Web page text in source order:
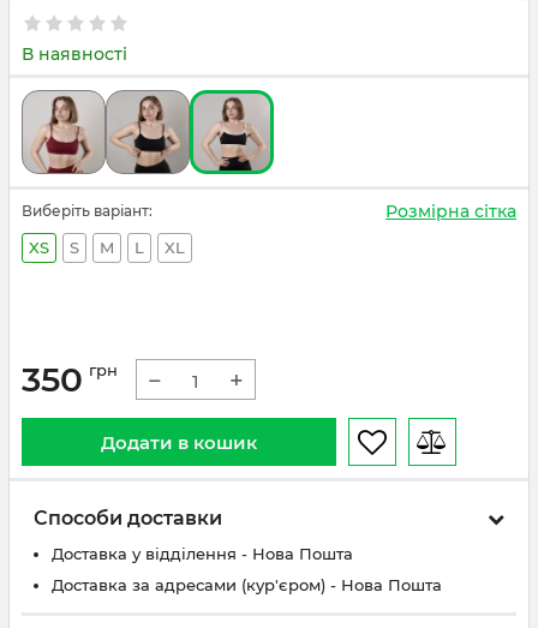
В наявності
Виберіть варіант:
XS S M L XL
Розмірна сітка
350 грн − +
Додати в кошик
Способи доставки
Доставка у відділення - Нова Пошта
Доставка за адресами (кур'єром) - Нова Пошта